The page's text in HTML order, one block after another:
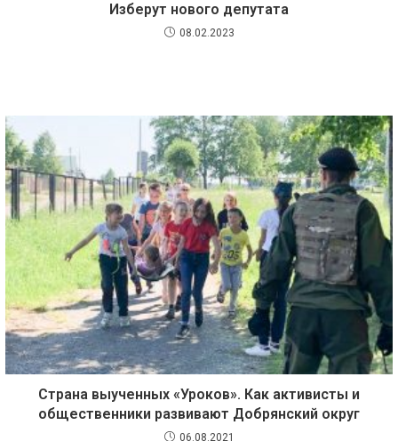
Изберут нового депутата
08.02.2023
Страна выученных «Уроков». Как активисты и
общественники развивают Добрянский округ
06.08.2021